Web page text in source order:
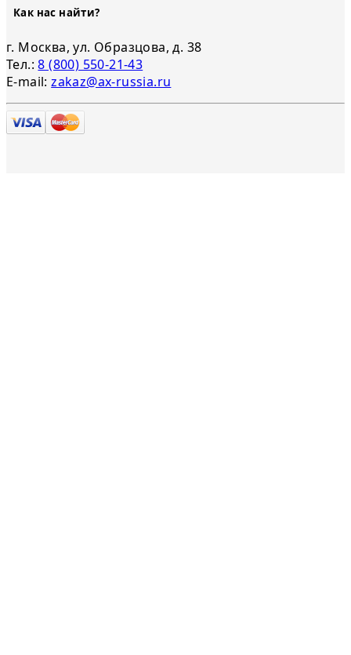
Как нас найти?
г. Москва, ул. Образцова, д. 38
Тел.:8 (800) 550-21-43
E-mail:zakaz@ax-russia.ru